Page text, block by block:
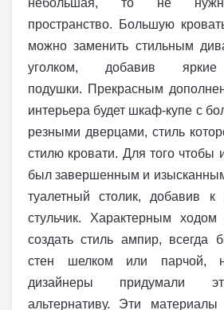
небольшая, то не
пространство. Большую
можно заменить стильным
уголком, добавив яркие
подушки. Прекрасным
интерьера будет шкаф-купе с
резными дверцами, стиль
стилю кровати. Для того чтобы
был завершенным и
туалетный столик, добавив
стульчик. Характерным
создать стиль ампир, всегда
стен шелком или парчой,
дизайнеры придумали
альтернативу. Эти